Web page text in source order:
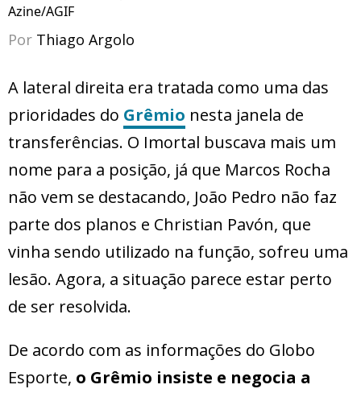
Azine/AGIF
Por Thiago Argolo
A lateral direita era tratada como uma das
prioridades do Grêmio nesta janela de
transferências. O Imortal buscava mais um
nome para a posição, já que Marcos Rocha
não vem se destacando, João Pedro não faz
parte dos planos e Christian Pavón, que
vinha sendo utilizado na função, sofreu uma
lesão. Agora, a situação parece estar perto
de ser resolvida.
De acordo com as informações do Globo
Esporte, o Grêmio insiste e negocia a